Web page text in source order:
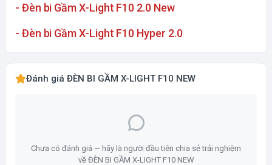
- Đèn bi Gầm X-Light F10 2.0 New
- Đèn bi Gầm X-Light F10 Hyper 2.0
Đánh giá ĐÈN BI GẦM X-LIGHT F10 NEW
Chưa có đánh giá — hãy là người đầu tiên chia sẻ trải nghiệm
về ĐÈN BI GẦM X-LIGHT F10 NEW